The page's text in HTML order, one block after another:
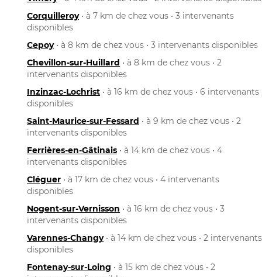
Corquilleroy• à 7 km de chez vous • 3 intervenants
disponibles
Cepoy• à 8 km de chez vous • 3 intervenants disponibles
Chevillon-sur-Huillard • à 8 km de chez vous • 2
intervenants disponibles
Inzinzac-Lochrist • à 16 km de chez vous • 6 intervenants
disponibles
Saint-Maurice-sur-Fessard • à 9 km de chez vous • 2
intervenants disponibles
Ferrières-en-Gâtinais • à 14 km de chez vous • 4
intervenants disponibles
Cléguer • à 17 km de chez vous • 4 intervenants
disponibles
Nogent-sur-Vernisson • à 16 km de chez vous • 3
intervenants disponibles
Varennes-Changy• à 14 km de chez vous • 2 intervenants
disponibles
Fontenay-sur-Loing • à 15 km de chez vous • 2